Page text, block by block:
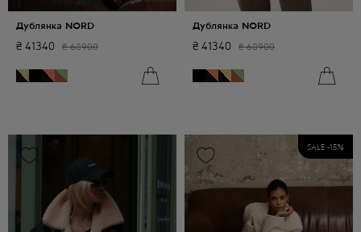
Дублянка NORD
₴ 41340 ₴ 68900
Дублянка NORD
₴ 41340 ₴ 68900
SALE -15%